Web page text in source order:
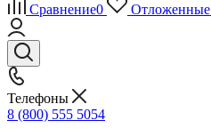
Сравнение0 Отложенные
Телефоны
8 (800) 555 5054